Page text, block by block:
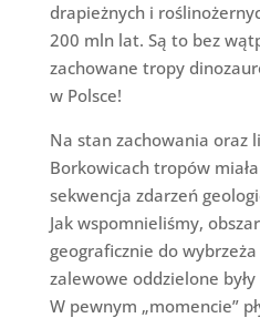
drapieżnych i
200 mln lat. Są to bez
zachowane tropy
w Polsce!
Na stan zachowania oraz
Borkowicach tropów
sekwencja zdarzeń
Jak wspomnieliśmy,
geograficznie do
zalewowe oddzielone
W pewnym „momencie”